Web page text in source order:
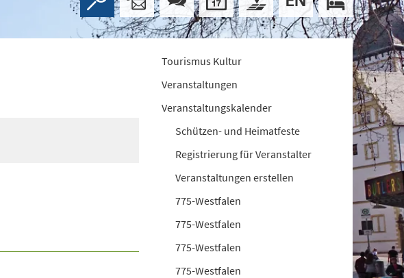
Tourismus Kultur
Veranstaltungen
Veranstaltungskalender
Schützen- und Heimatfeste
Registrierung für Veranstalter
Veranstaltungen erstellen
775-Westfalen
775-Westfalen
775-Westfalen
775-Westfalen